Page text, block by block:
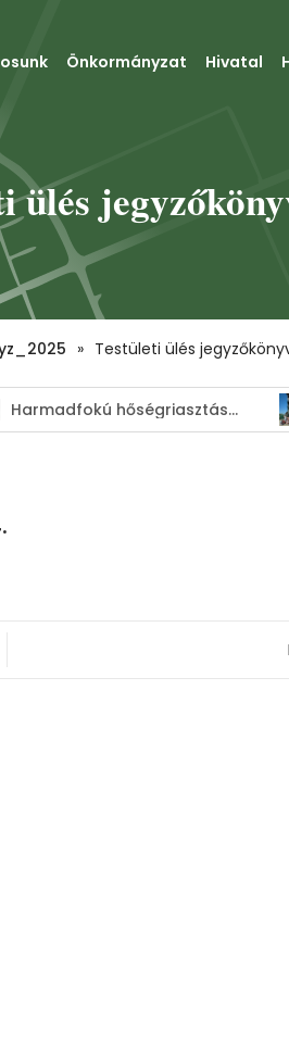
Önkormányzat Hivatal
ülés
» Testületi ülés
Harmadfokú hőségriasztás–MEGHOSSZABBÍTVA!